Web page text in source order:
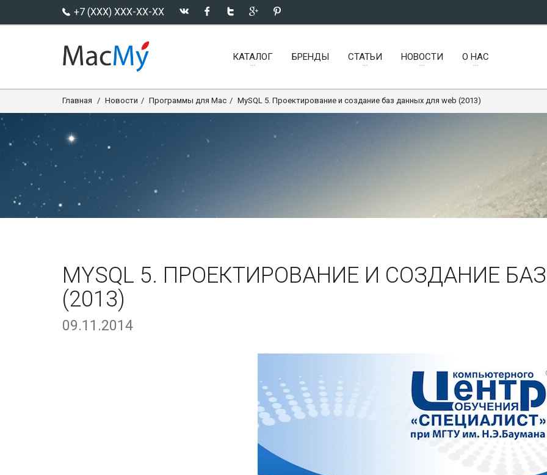
+7 (XXX) XXX-XX-XX
КАТАЛОГ БРЕНДЫ СТАТЬИ НОВОСТИ О НАС
Главная Новости Программы для Mac MySQL 5. Проектирование и создание баз данных для web (2013)
MYSQL 5. ПРОЕКТИРОВАНИЕ И СОЗДАНИЕ
(2013)
09.11.2014